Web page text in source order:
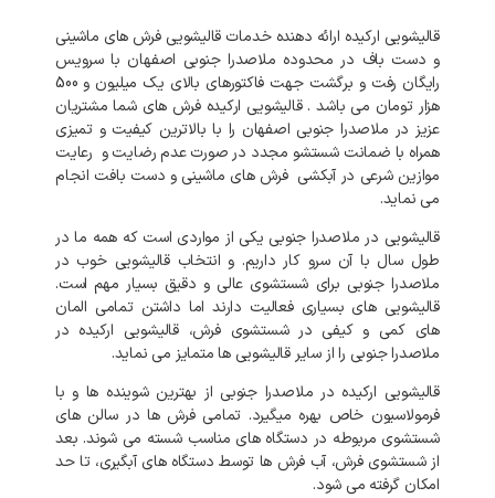
قالیشویی ارکیده ارائه دهنده خدمات قالیشویی فرش های ماشینی
و دست باف در محدوده ملاصدرا جنوبی اصفهان با سرویس
رایگان رفت و برگشت جهت فاکتورهای بالای یک میلیون و 500
هزار تومان می باشد . قالیشویی ارکیده فرش های شما مشتریان
عزیز در ملاصدرا جنوبی اصفهان را با بالاترین کیفیت و تمیزی
همراه با ضمانت شستشو مجدد در صورت عدم رضایت و رعایت
موازین شرعی در آبکشی فرش های ماشینی و دست بافت انجام
می نماید.
قالیشویی در ملاصدرا جنوبی یکی از مواردی است که همه ما در
طول سال با آن سرو کار داریم. و انتخاب قالیشویی خوب در
ملاصدرا جنوبی برای شستشوی عالی و دقیق بسیار مهم است.
قالیشویی های بسیاری فعالیت دارند اما داشتن تمامی المان
های کمی و کیفی در شستشوی فرش، قالیشویی ارکیده در
ملاصدرا جنوبی را از سایر قالیشویی ها متمایز می نماید.
قالیشویی ارکیده در ملاصدرا جنوبی از بهترین شوینده ها و با
فرمولاسیون خاص بهره میگیرد. تمامی فرش ها در سالن های
شستشوی مربوطه در دستگاه های مناسب شسته می شوند. بعد
از شستشوی فرش، آب فرش ها توسط دستگاه های آبگیری، تا حد
امکان گرفته می شود.